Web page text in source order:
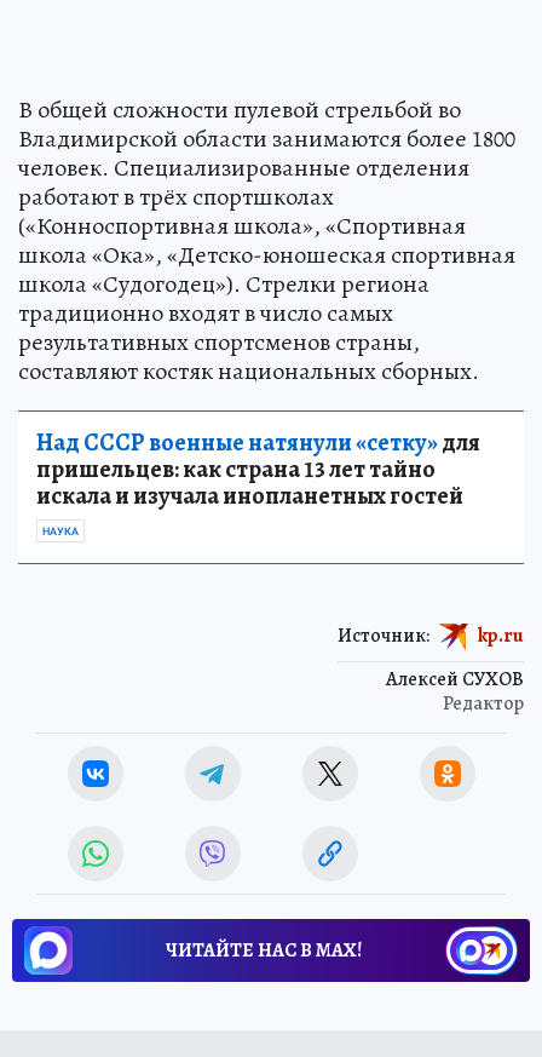
В общей сложности пулевой стрельбой во
Владимирской области занимаются более 1800
человек. Специализированные отделения
работают в трёх спортшколах
(«Конноспортивная школа», «Спортивная
школа «Ока», «Детско-юношеская спортивная
школа «Судогодец»). Стрелки региона
традиционно входят в число самых
результативных спортсменов страны,
составляют костяк национальных сборных.
Над СССР военные натянули «сетку»для
пришельцев: как страна 13 лет тайно
искала и изучала инопланетных гостей
НАУКА
Алексей СУХОВ
Редактор
Источник: kp.ru
ЧИТАЙТЕ НАС В МАХ!